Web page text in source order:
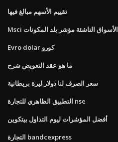
تقييم الأسهم مبالغ فيها
Msci الأسواق الناشئة مؤشر بلد المكونات
Evro dolar كورو
ما هو عقد التعويض شرح
سعر الصرف لنا دولار ليرة بريطانية
التطبيق الظاهري للتجارة nse
أفضل المؤشرات ليوم التداول بيتكوين
التجارة bandcexpress